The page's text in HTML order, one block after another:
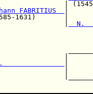
|
FABRITIUS
1631)       |
N.